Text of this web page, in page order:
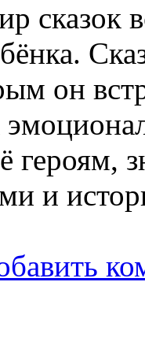
сказок
он
героям,
и